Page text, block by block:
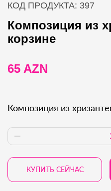
КОД ПРОДУКТА: 397
Композиция из
корзине
65 AZN
Композиция из
КУПИТЬ СЕЙЧАС